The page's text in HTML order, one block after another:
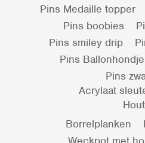
Pins Medaille topper
Pins boobies
Pins smiley drip
Pins Ballonhondje
Pins
Acrylaat
Hout
Borrelplanken